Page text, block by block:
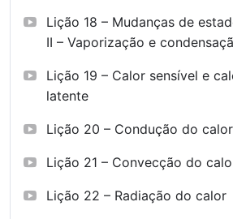
Lição 18 – Mudanças de
II – Vaporização e
Lição 19 – Calor sensível e
latente
Lição 20 – Condução do calor
Lição 21 – Convecção do
Lição 22 – Radiação do calor